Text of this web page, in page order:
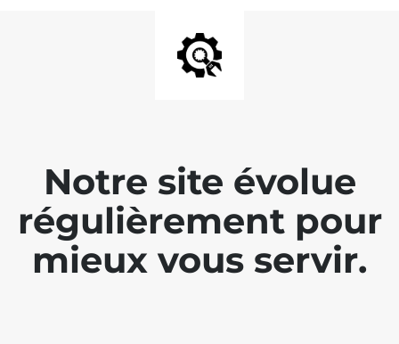
Notre site évolue
régulièrement pour
mieux vous servir.